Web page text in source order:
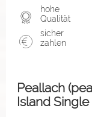
hohe
Qualität
sicher
zahlen
Peallach
Island